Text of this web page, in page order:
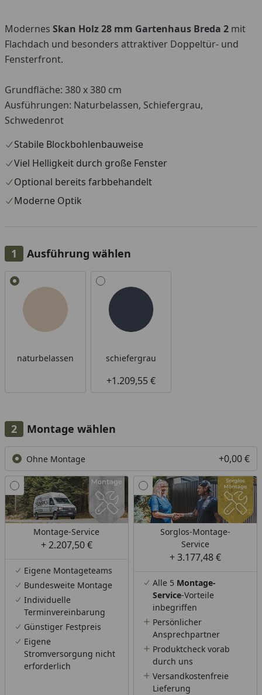
Modernes Skan Holz 28 mm Gartenhaus Breda 2 mit
Flachdach und besonders attraktiver Doppeltür- und
Fensterfront.
Grundfläche: 380 x 380 cm
Ausführungen: Naturbelassen, Schiefergrau,
Schwedenrot
Stabile Blockbohlenbauweise
Viel Helligkeit durch große Fenster
Optional bereits farbbehandelt
Moderne Optik
Ausführung wählen
Alle anzeigen (2)
naturbelassen schiefergrau
+1.209,55 €
Montage wählen
Ohne Montage +0,00 €
Montage-Service
+ 2.207,50 €
Eigene Montageteams
Bundesweite Montage
Individuelle
Terminvereinbarung
Günstiger Festpreis
Eigene
Stromversorgung nicht
erforderlich
Sorglos-Montage-
Service
+ 3.177,48 €
Alle 5 Montage-
Service-Vorteile
inbegriffen
Persönlicher
Ansprechpartner
Produktcheck vorab
durch uns
Versandkostenfreie
Lieferung